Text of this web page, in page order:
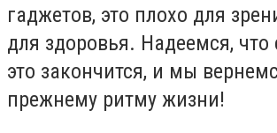
гаджетов, это плохо для
для здоровья. Надеемся, что
это закончится, и мы
прежнему ритму жизни!